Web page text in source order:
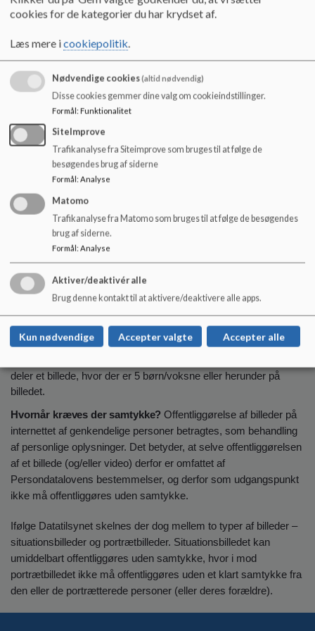
Eksempel på billede der SKAL tagges.
Eksempel på billede der IKKE skal tagges.
HUSK: Når man deler et billede/video eller opretter et album, så
skal man være helt sikker på, at det deles med den rigtige
gruppe (fx ”5.a” eller ”Brumbassestuen”). Der må ikke dele et
billede/album, der ikke er tilknyttet en gruppe.
Skal personale tagges på billeder i Aula? Ja, hvis der er
personale med på billederne, så skal de tagges ud fra samme
retningslinje, som er forklaret ovenfor med børn på billeder. Det
deler et billede, hvor der er 5 børn/voksne eller herunder på
billedet.
Hvornår kræves der samtykke?Offentliggørelse af billeder på
internettet af genkendelige personer betragtes, som behandling
af personlige oplysninger. Det betyder, at selve offentliggørelsen
af et billede (og/eller video) derfor er omfattet af
Persondatalovens bestemmelser, og derfor som udgangspunkt
ikke må offentliggøres uden samtykke.
Ifølge Datatilsynet skelnes der dog mellem to typer af billeder –
situationsbilleder og portrætbilleder. Situationsbilledet kan
umiddelbart offentliggøres uden samtykke, hvor i mod
portrætbilledet ikke må offentliggøres uden et klart samtykke fra
den eller de portrætterede personer (eller deres forældre).
cookies for de kategorier du har krydset af.
Læs mere icookiepolitik.
Nødvendige cookies(altid nødvendig)
Disse cookies gemmer dine valg om cookieindstillinger.
Formål: Funktionalitet
SiteImprove
Trafikanalyse fra Siteimprove som bruges til at følge de
besøgendes brug af siderne
Formål : Analyse
Matomo
Trafikanalyse fra Matomo som bruges til at følge de besøgendes
brug af siderne.
Formål: Analyse
Aktiver/deaktivér alle
Brug denne kontakt til at aktivere/deaktivere alle apps.
Kun nødvendige Accepter valgte Accepter alle